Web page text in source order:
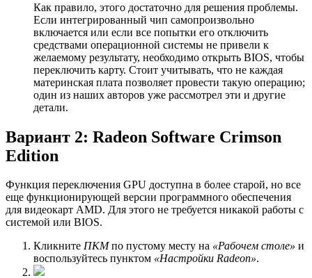
Как правило, этого достаточно для решения проблемы.
Если интегрированный чип самопроизвольно
включается или если все попытки его отключить
средствами операционной системы не привели к
желаемому результату, необходимо открыть BIOS, чтобы
переключить карту. Стоит учитывать, что не каждая
материнская плата позволяет провести такую операцию;
один из наших авторов уже рассмотрел эти и другие
детали.
Вариант 2: Radeon Software Crimson
Edition
Функция переключения GPU доступна в более старой, но все
еще функционирующей версии программного обеспечения
для видеокарт AMD. Для этого не требуется никакой работы с
системой или BIOS.
Кликните ПКМпо пустому месту на «Рабочем столе» и
воспользуйтесь пунктом «Настройки Radeon».